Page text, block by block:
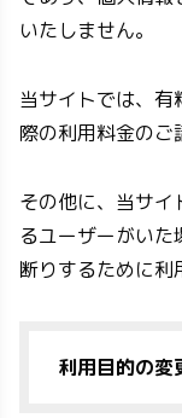
いたしません。
当サイトでは、有
際の利用料金のご
その他に、当サイ
るユーザーがい
断りするために利
利用目的の変